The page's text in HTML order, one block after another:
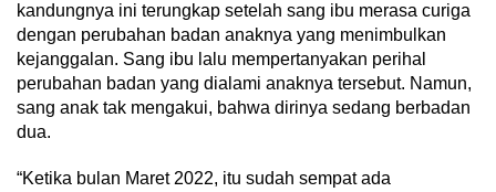
kandungnya ini terungkap setelah sang ibu merasa curiga
dengan perubahan badan anaknya yang menimbulkan
kejanggalan. Sang ibu lalu mempertanyakan perihal
perubahan badan yang dialami anaknya tersebut. Namun,
sang anak tak mengakui, bahwa dirinya sedang berbadan
dua.
“Ketika bulan Maret 2022, itu sudah sempat ada